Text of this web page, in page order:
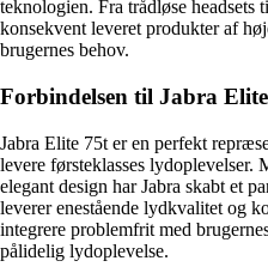
teknologien. Fra trådløse headsets
konsekvent leveret produkter af
brugernes behov.
Forbindelsen til Jabra
Jabra Elite 75t er en perfekt
levere førsteklasses lydoplevelser.
elegant design har Jabra skabt et
leverer enestående lydkvalitet og
integrere problemfrit med
pålidelig lydoplevelse.